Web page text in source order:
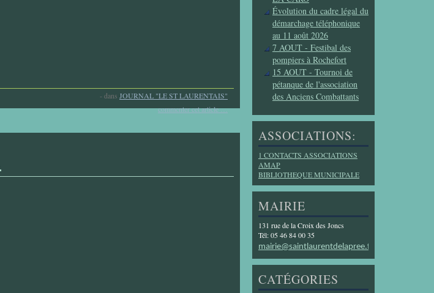
- dans JOURNAL "LE ST LAURENTAIS"
commenter cet article…
Évolution du cadre légal du
démarchage téléphonique
au 11 août 2026
7 AOUT - Festibal des
pompiers à Rochefort
15 AOUT - Tournoi de
pétanque de l'association
des Anciens Combattants
ASSOCIATIONS:
1 CONTACTS ASSOCIATIONS
AMAP
BIBLIOTHEQUE MUNICIPALE
MAIRIE
131 rue de la Croix des Joncs
Tél: 05 46 84 00 35
mairie@saintlaurentdelapree.fr
CATÉGORIES